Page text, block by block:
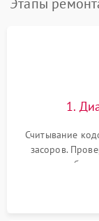
1.
Считывание
засоров.
жалоб на